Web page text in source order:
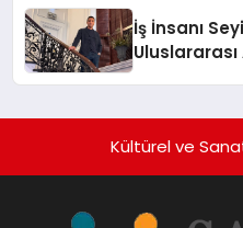
İş İnsanı
Kültürel ve